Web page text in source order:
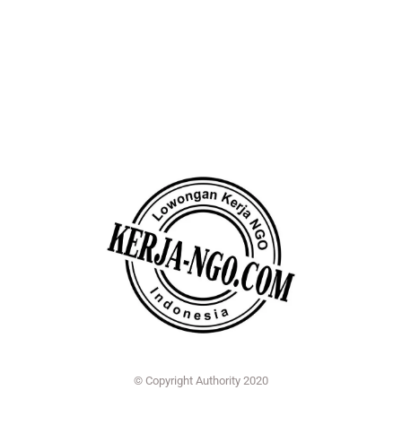
© Copyright Authority 2020